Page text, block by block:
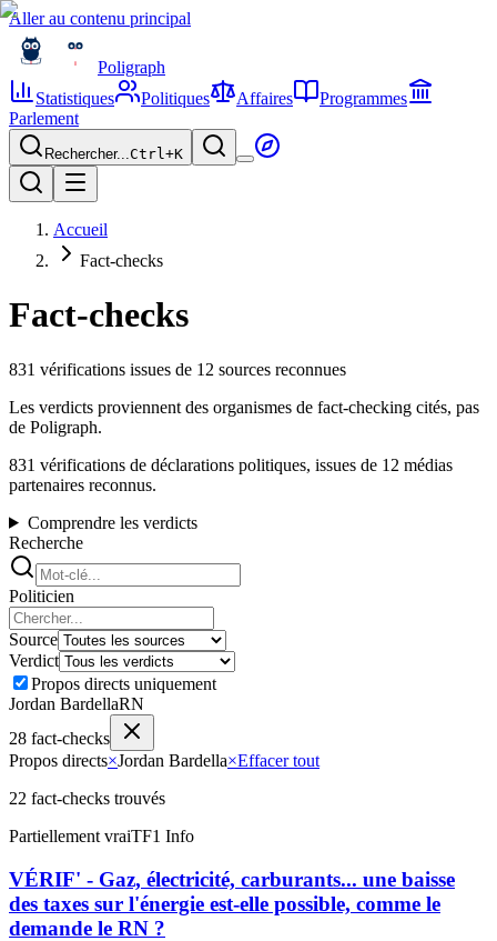
Aller au contenu principal
Poligraph
Statistiques
Politiques Affaires
Programmes
Parlement
Rechercher...Ctrl+K
Accueil
Fact-checks
Fact-checks
831 vérifications issues de 12 sources reconnues
Les verdicts proviennent des organismes de fact-checking cités, pas
de Poligraph.
831 vérifications de déclarations politiques, issues de 12 médias
partenaires reconnus.
Comprendre les verdicts
Recherche
Politicien
Source
Verdict
Propos directs uniquement
Jordan BardellaRN
28 fact-checks
Propos directs×Jordan Bardella×Effacer tout
22 fact-checks trouvés
Partiellement vraiTF1 Info
VÉRIF' - Gaz, électricité, carburants... une baisse
des taxes sur l'énergie est-elle possible, comme le
demande le RN ?